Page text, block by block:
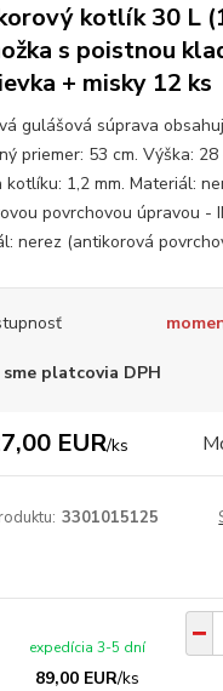
kotlík 30 L
s poistnou
+ misky 12 ks
gulášová súprava
priemer: 53 cm. Výška:
kotlíku: 1,2 mm. Materiál:
povrchovou úpravou -
nerez (antikorová
sme platcovia DPH
EUR/ks
3301015125
89,00 EUR/ks
expedícia 3-5 dní